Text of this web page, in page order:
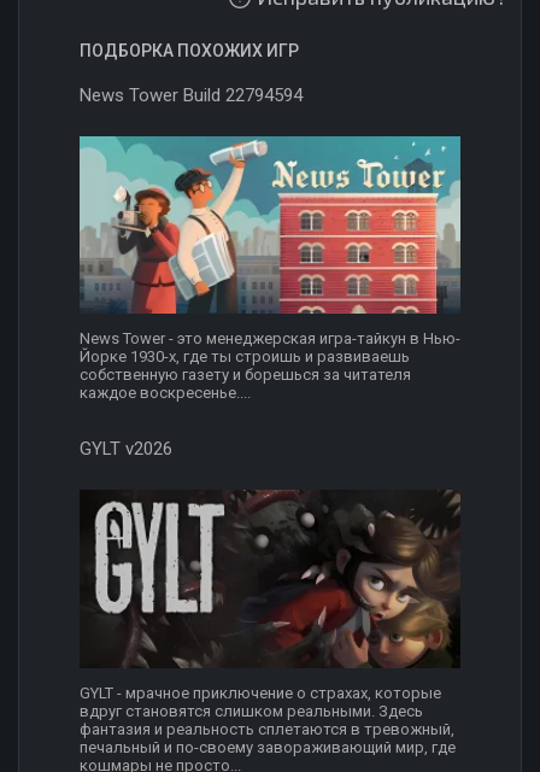
ПОДБОРКА ПОХОЖИХ ИГР
News Tower Build 22794594
News Tower - это менеджерская игра-тайкун в Нью-
Йорке 1930-х, где ты строишь и развиваешь
собственную газету и борешься за читателя
каждое воскресенье....
GYLT v2026
GYLT - мрачное приключение о страхах, которые
вдруг становятся слишком реальными. Здесь
фантазия и реальность сплетаются в тревожный,
печальный и по-своему завораживающий мир, где
кошмары не просто...